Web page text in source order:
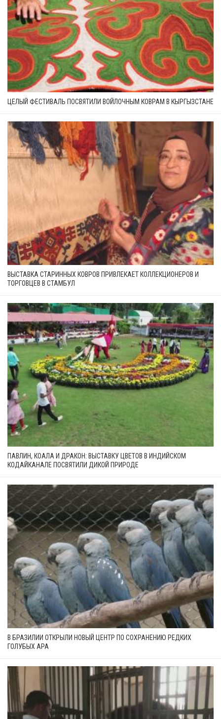
ЦЕЛЫЙ ФЕСТИВАЛЬ ПОСВЯТИЛИ ВОЙЛОЧНЫМ КОВРАМ В КЫРГЫЗСТАНЕ
ВЫСТАВКА СТАРИННЫХ КОВРОВ ПРИВЛЕКАЕТ КОЛЛЕКЦИОНЕРОВ И
ТОРГОВЦЕВ В СТАМБУЛ
ПАВЛИН, КОАЛА И ДРАКОН: ВЫСТАВКУ ЦВЕТОВ В ИНДИЙСКОМ
КОДАЙКАНАЛЕ ПОСВЯТИЛИ ДИКОЙ ПРИРОДЕ
В БРАЗИЛИИ ОТКРЫЛИ НОВЫЙ ЦЕНТР ПО СОХРАНЕНИЮ РЕДКИХ
ГОЛУБЫХ АРА